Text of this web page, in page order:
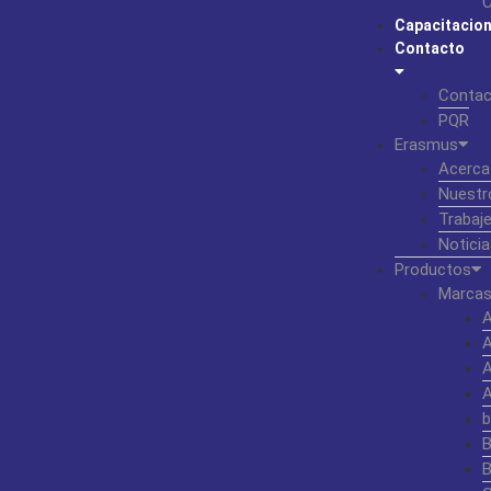
Contacto
PQR
Erasmus
Productos